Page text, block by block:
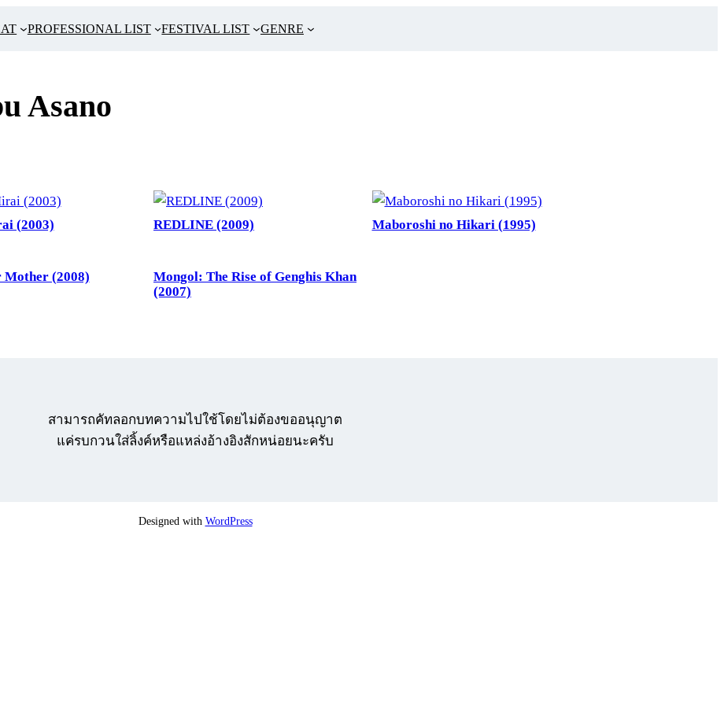
PROFESSIONAL LIST FESTIVAL LIST GENRE
Asano
(2003) REDLINE (2009) Maboroshi no Hikari (1995)
Mother (2008)
Mongol: The Rise of Genghis Khan
(2007)
สามารถคัทลอกบทความไปใช้โดยไม่ต้องขออนุญาต
แค่รบกวนใส่ลิ้งค์หรือแหล่งอ้างอิงสักหน่อยนะครับ
Designed with WordPress